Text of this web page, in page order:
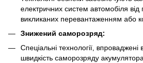
електричних систем автомобіля
викликаних перевантаженням або
Знижений саморозряд:
Спеціальні технології, впроваджені
швидкість саморозряду